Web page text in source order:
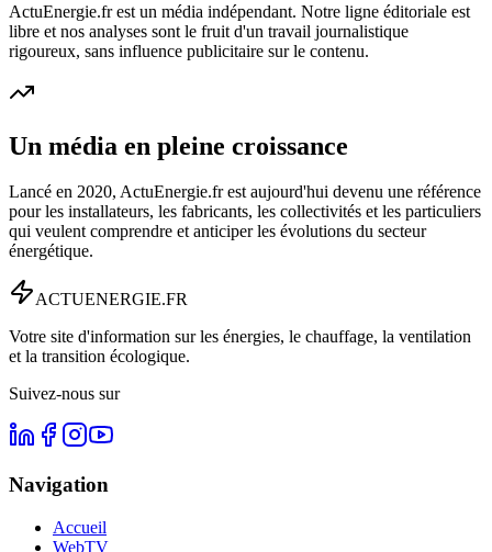
ActuEnergie.fr est un média indépendant. Notre ligne éditoriale est
libre et nos analyses sont le fruit d'un travail journalistique
rigoureux, sans influence publicitaire sur le contenu.
Un média en pleine croissance
Lancé en 2020, ActuEnergie.fr est aujourd'hui devenu une référence
pour les installateurs, les fabricants, les collectivités et les particuliers
qui veulent comprendre et anticiper les évolutions du secteur
énergétique.
ACTUENERGIE.FR
Votre site d'information sur les énergies, le chauffage, la ventilation
et la transition écologique.
Suivez-nous sur
Navigation
Accueil
WebTV